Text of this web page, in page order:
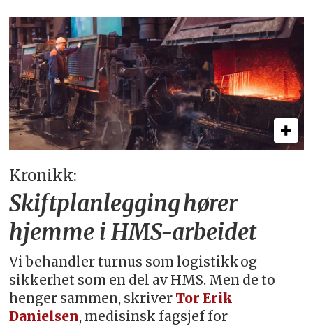
Kronikk:
Skiftplanlegging hører
hjemme i HMS-arbeidet
Vi behandler turnus som logistikk og
sikkerhet som en del av HMS. Men de to
henger sammen, skriver Tor Erik
Danielsen, medisinsk fagsjef for